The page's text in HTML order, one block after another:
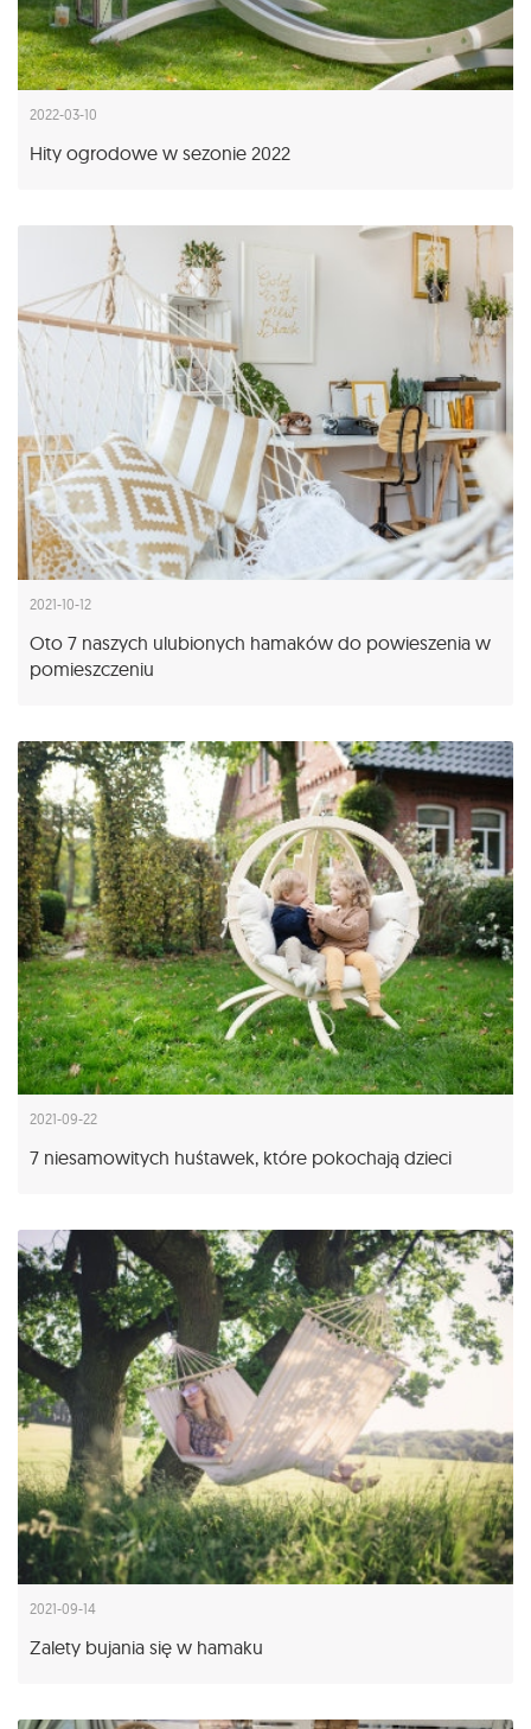
2022-03-10
Hity ogrodowe w sezonie 2022
2021-10-12
Oto 7 naszych ulubionych hamaków do powieszenia w
pomieszczeniu
2021-09-22
7 niesamowitych huśtawek, które pokochają dzieci
2021-09-14
Zalety bujania się w hamaku